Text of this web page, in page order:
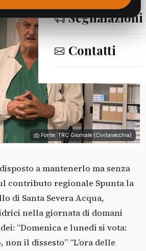
Segnalazioni
Contatti
Fonte: TRC Giornale (Civitavecchia)
a mantenerlo ma senza
contributo regionale Spunta la
di Santa Severa Acqua,
nella giornata di domani
“Domenica e lunedì si vota:
il dissesto” “L’ora delle